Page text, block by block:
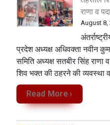
राणा व
August 8,
प्रदेश अध्यक्ष अधिवक्ता नवीन
समिति अध्यक्ष सतबीर सिंह राणा
शिव भक्त की ठहरने की व्यवस्था
Read More ›